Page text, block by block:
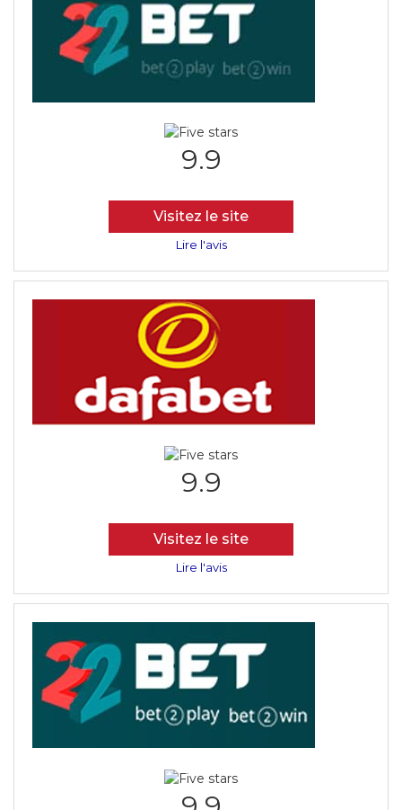
9.9
Visitez le site
Lire l'avis
9.9
Visitez le site
Lire l'avis